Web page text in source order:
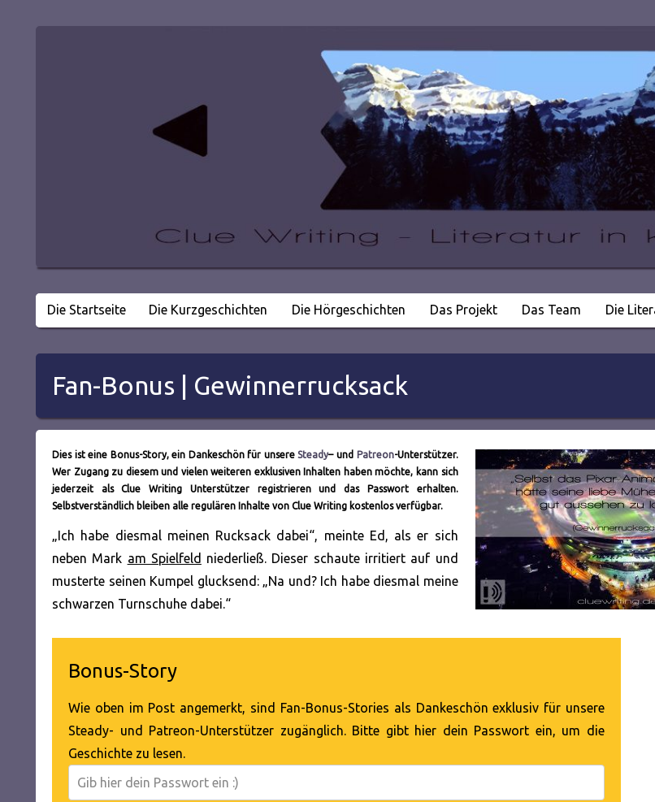
Clue Writing
Die Startseite Die Kurzgeschichten Die Hörgeschichten Das Projekt Das Team Die
Fan-Bonus | Gewinnerrucksack
Dies ist eine Bonus-Story, ein Dankeschön für unsereSteady– und Patreon-Unterstützer.
Wer Zugang zu diesem und vielen weiteren exklusiven Inhalten haben möchte, kann sich
jederzeit als Clue Writing Unterstützer registrieren und das Passwort erhalten.
Selbstverständlich bleiben alle regulären Inhalte von Clue Writing kostenlos verfügbar.
„Ich habe diesmal meinen Rucksack dabei“, meinte Ed, als er sich
neben Mark am Spielfeld niederließ. Dieser schaute irritiert auf und
musterte seinen Kumpel glucksend: „Na und? Ich habe diesmal meine
schwarzen Turnschuhe dabei.“
Bonus-Story
Wie oben im Post angemerkt, sind Fan-Bonus-Stories als Dankeschön exklusiv für unsere
Steady- und Patreon-Unterstützer zugänglich. Bitte gibt hier dein Passwort ein, um die
Geschichte zu lesen.